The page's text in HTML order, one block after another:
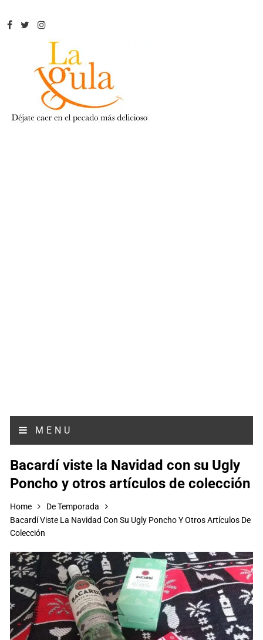
MENU
Bacardí viste la Navidad con su Ugly
Poncho y otros artículos de colección
Home
De Temporada
Bacardí Viste La Navidad Con Su Ugly Poncho Y Otros Artículos De
Colección